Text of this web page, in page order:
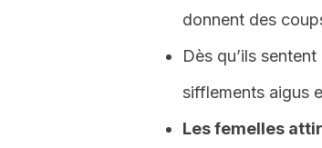
donnent des
Dès qu’ils
sifflements aigus
Les femelles